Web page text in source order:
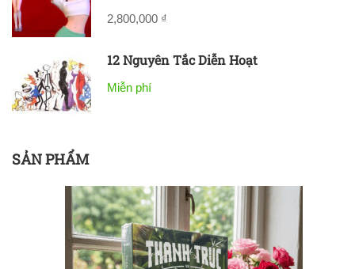
2,800,000 ₫
12 Nguyên Tắc Diễn Hoạt
Miễn phí
SẢN PHẨM